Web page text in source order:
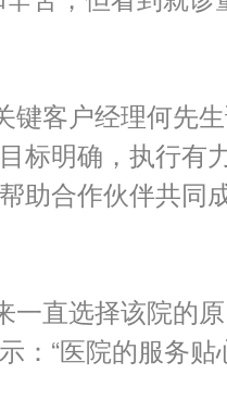
客户经理何先
标明确，执行有
助合作伙伴共同
直选择该院的
：“医院的服务